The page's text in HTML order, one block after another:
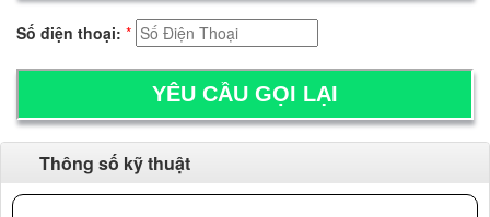
Số điện thoại: *
Thông số kỹ thuật